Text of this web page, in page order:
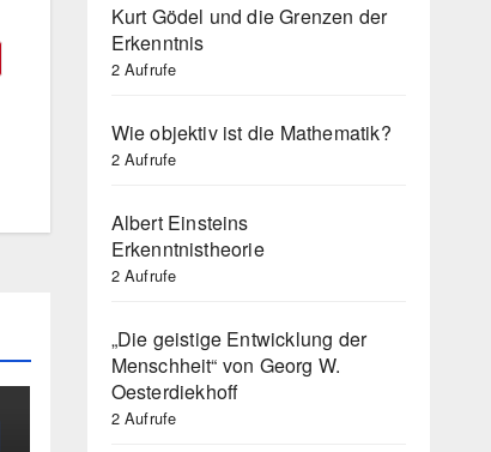
Kurt Gödel und die Grenzen der
Erkenntnis
2 Aufrufe
Wie objektiv ist die Mathematik?
2 Aufrufe
Albert Einsteins
Erkenntnistheorie
2 Aufrufe
„Die geistige Entwicklung der
Menschheit“ von Georg W.
Oesterdiekhoff
2 Aufrufe